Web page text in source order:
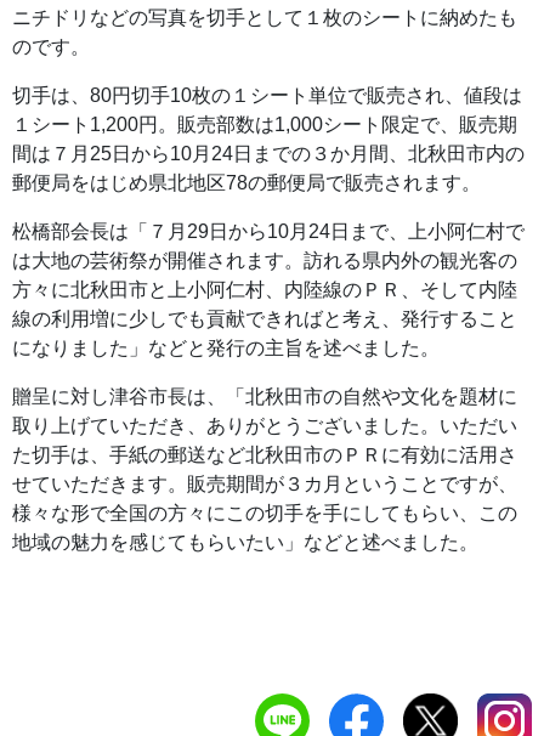
ニチドリなどの写真を切手として１枚のシートに納めたも
のです。
切手は、80円切手10枚の１シート単位で販売され、値段は
１シート1,200円。販売部数は1,000シート限定で、販売期
間は７月25日から10月24日までの３か月間、北秋田市内の
郵便局をはじめ県北地区78の郵便局で販売されます。
松橋部会長は「７月29日から10月24日まで、上小阿仁村で
は大地の芸術祭が開催されます。訪れる県内外の観光客の
方々に北秋田市と上小阿仁村、内陸線のＰＲ、そして内陸
線の利用増に少しでも貢献できればと考え、発行すること
になりました」などと発行の主旨を述べました。
贈呈に対し津谷市長は、「北秋田市の自然や文化を題材に
取り上げていただき、ありがとうございました。いただい
た切手は、手紙の郵送など北秋田市のＰＲに有効に活用さ
せていただきます。販売期間が３カ月ということですが、
様々な形で全国の方々にこの切手を手にしてもらい、この
地域の魅力を感じてもらいたい」などと述べました。